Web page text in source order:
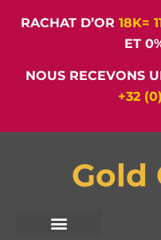
RACHAT D’OR 18K=
ET
NOUS RECEVONS
+32
Gold